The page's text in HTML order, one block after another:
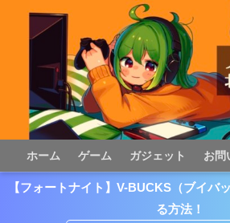
ホーム ゲーム ガジェット お問
【フォートナイト】V-BUCKS（ブイバ
る方法！